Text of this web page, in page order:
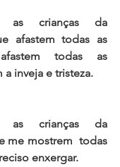
as crianças da
afastem todas as
todas as
a inveja e tristeza.
as crianças da
me mostrem  todas
enxergar.